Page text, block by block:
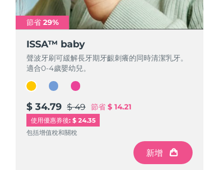
節省 29%
ISSA™ baby
聲波牙刷可緩解長牙期牙齦刺癢的同時清潔乳牙。
適合0-4歲嬰幼兒。
$ 34.79 $ 49 節省 $ 14.21
使用優惠券後: $ 24.35
包括增值稅和關稅
新增
節省 29%
ISSA™ baby
聲波牙刷可緩解長牙期牙齦刺癢的同時清潔乳牙。
適合0-4歲嬰幼兒。
$ 34.79 $ 49 節省 $ 14.21
包括增值稅和關稅
新增
節省 29%
ISSA™ baby
聲波牙刷可緩解長牙期牙齦刺癢的同時清潔乳牙。
適合0-4歲嬰幼兒。
$ 34.79 $ 49 節省 $ 14.21
包括增值稅和關稅
新增